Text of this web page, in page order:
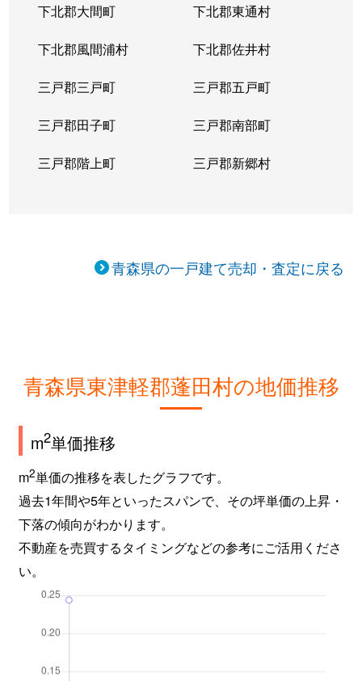
下北郡大間町 下北郡東通村
下北郡風間浦村 下北郡佐井村
三戸郡三戸町 三戸郡五戸町
三戸郡田子町 三戸郡南部町
三戸郡階上町 三戸郡新郷村
青森県の一戸建て売却・査定に戻る
青森県東津軽郡蓬田村の地価推移
m2単価推移
m2単価の推移を表したグラフです。
過去1年間や5年といったスパンで、その坪単価の上昇・
下落の傾向がわかります。
不動産を売買するタイミングなどの参考にご活用くださ
い。